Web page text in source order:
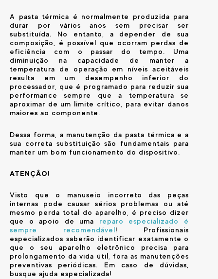
A pasta térmica é normalmente produzida para
durar por vários anos sem precisar ser
substituída. No entanto, a depender de sua
composição, é possível que ocorram perdas de
eficiência com o passar do tempo. Uma
diminuição na capacidade de manter a
temperatura de operação em níveis aceitáveis
resulta em um desempenho inferior do
processador, que é programado para reduzir sua
performance sempre que a temperatura se
aproximar de um limite crítico, para evitar danos
maiores ao componente.
Dessa forma, a manutenção da pasta térmica e a
sua correta substituição são fundamentais para
manter um bom funcionamento do dispositivo.
ATENÇÂO!
Visto que o manuseio incorreto das peças
internas pode causar sérios problemas ou até
mesmo perda total do aparelho, é preciso dizer
que o apoio de uma reparo especializado é
sempre recomendável! Profissionais
especializados saberão identificar exatamente o
que o seu aparelho eletrônico precisa para
prolongamento da vida útil, fora as manutenções
preventivas periódicas. Em caso de dúvidas,
busque ajuda especializada!